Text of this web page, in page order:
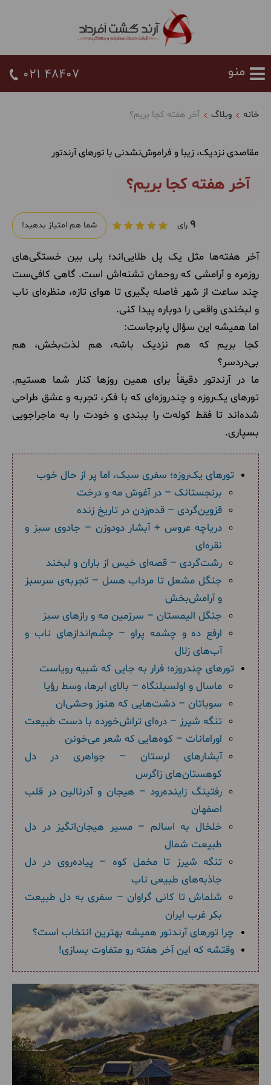
021 48407
خانه وبلاگ آخر هفته کجا بریم؟
مقاصدی نزدیک، زیبا و فراموش‌نشدنی با تورهای آرندتور
آخر هفته کجا بریم؟
9 رای شما هم امتیاز بدهید!
آخر هفته‌ها مثل یک پل طلایی‌اند؛ پلی بین خستگی‌های
روزمره و آرامشی که روحمان تشنه‌اش است. گاهی کافی‌ست
چند ساعت از شهر فاصله بگیری تا هوای تازه، منظره‌ای ناب
و لبخندی واقعی را دوباره پیدا کنی.
اما همیشه این سؤال پابرجاست:
کجا بریم که هم نزدیک باشه، هم لذت‌بخش، هم
بی‌دردسر؟
ما در آرندتور دقیقاً برای همین روزها کنار شما هستیم.
تورهای یک‌روزه و چندروزه‌ای که با فکر، تجربه و عشق طراحی
شده‌اند تا فقط کوله‌ت را ببندی و خودت را به ماجراجویی
بسپاری.
تورهای یک‌روزه؛ سفری سبک، اما پر از حال خوب
برنجستانک – در آغوش مه و درخت
قزوین‌گردی – قدم‌زدن در تاریخ زنده
دریاچه عروس + آبشار دودوزن – جادوی سبز و
نقره‌ای
رشت‌گردی – قصه‌ای خیس از باران و لبخند
جنگل مشعل تا مرداب هسل – تجربه‌ی سرسبز
و آرامش‌بخش
جنگل الیمستان – سرزمین مه و رازهای سبز
ارفع ده و چشمه پراو – چشم‌اندازهای ناب و
آب‌های زلال
تورهای چندروزه؛ فرار به جایی که شبیه رویاست
ماسال و اولسبلنگاه – بالای ابرها، وسط رؤیا
سوباتان – دشت‌هایی که هنوز وحشی‌ان
تنگه شیرز – دره‌ای تراش‌خورده با دست طبیعت
اورامانات – کوه‌هایی که شعر می‌خونن
آبشارهای لرستان – جواهری در دل
کوهستان‌های زاگرس
رفتینگ زاینده‌رود – هیجان و آدرنالین در قلب
اصفهان
خلخال به اسالم – مسیر هیجان‌انگیز در دل
طبیعت شمال
تنگه شیرز تا مخمل کوه – پیاده‌روی در دل
جاذبه‌های طبیعی ناب
شلماش تا کانی گراوان – سفری به دل طبیعت
بکر غرب ایران
چرا تورهای آرندتور همیشه بهترین انتخاب است؟
وقتشه که این آخر هفته رو متفاوت بسازی!